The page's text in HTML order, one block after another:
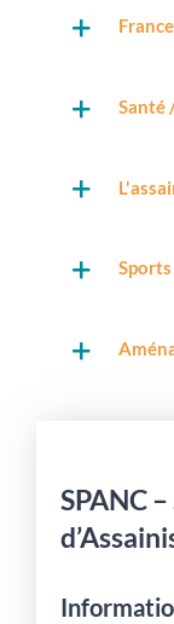
Santé
Sports
SPANC